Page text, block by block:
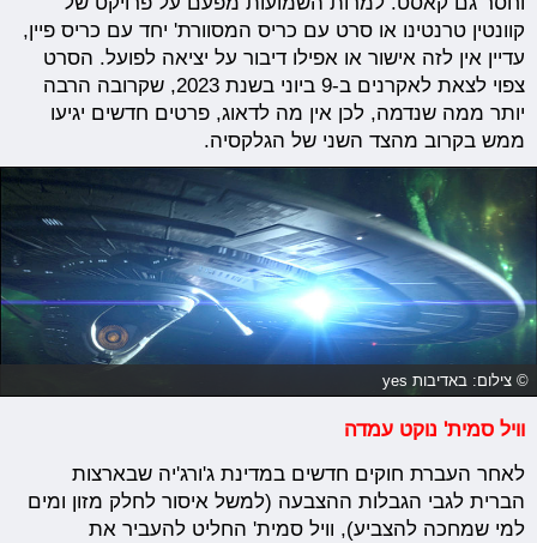
קוונטין טרנטינו או סרט עם כריס המסוורת' יחד עם כריס פיין,
עדיין אין לזה אישור או אפילו דיבור על יציאה לפועל. הסרט
צפוי לצאת לאקרנים ב-9 ביוני בשנת 2023, שקרובה הרבה
יותר ממה שנדמה, לכן אין מה לדאוג, פרטים חדשים יגיעו
ממש בקרוב מהצד השני של הגלקסיה.
© צילום: באדיבות yes
וויל סמית' נוקט עמדה
לאחר העברת חוקים חדשים במדינת ג'ורג'יה שבארצות
הברית לגבי הגבלות ההצבעה (למשל איסור לחלק מזון ומים
למי שמחכה להצביע), וויל סמית' החליט להעביר את